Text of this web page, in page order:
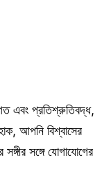
এবং প্রতিশ্রুতিবদ্ধ,
আপনি বিশ্বাসের
সঙ্গে যোগাযোগের